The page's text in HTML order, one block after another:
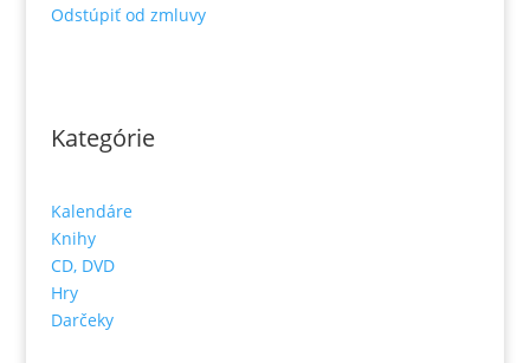
Odstúpiť od zmluvy
Kategórie
Kalendáre
Knihy
CD, DVD
Hry
Darčeky